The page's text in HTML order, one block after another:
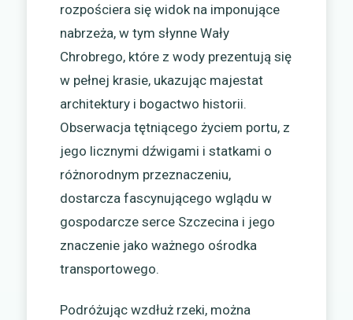
rozpościera się widok na imponujące
nabrzeża, w tym słynne Wały
Chrobrego, które z wody prezentują się
w pełnej krasie, ukazując majestat
architektury i bogactwo historii.
Obserwacja tętniącego życiem portu, z
jego licznymi dźwigami i statkami o
różnorodnym przeznaczeniu,
dostarcza fascynującego wglądu w
gospodarcze serce Szczecina i jego
znaczenie jako ważnego ośrodka
transportowego.
Podróżując wzdłuż rzeki, można